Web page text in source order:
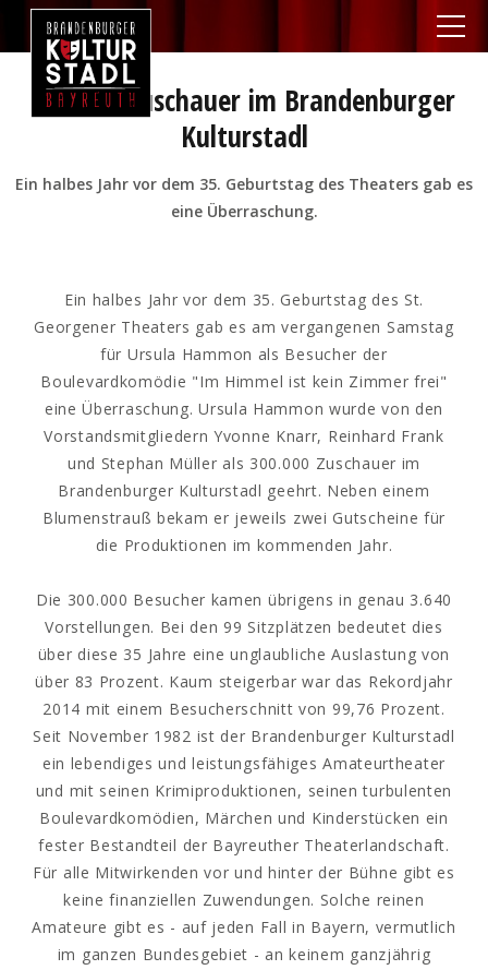
300.000 Zuschauer im Brandenburger
Kulturstadl
Ein halbes Jahr vor dem 35. Geburtstag des Theaters gab es
eine Überraschung.
Ein halbes Jahr vor dem 35. Geburtstag des St.
Georgener Theaters gab es am vergangenen Samstag
für Ursula Hammon als Besucher der
Boulevardkomödie "Im Himmel ist kein Zimmer frei"
eine Überraschung. Ursula Hammon wurde von den
Vorstandsmitgliedern Yvonne Knarr, Reinhard Frank
und Stephan Müller als 300.000 Zuschauer im
Brandenburger Kulturstadl geehrt. Neben einem
Blumenstrauß bekam er jeweils zwei Gutscheine für
die Produktionen im kommenden Jahr.
Die 300.000 Besucher kamen übrigens in genau 3.640
Vorstellungen. Bei den 99 Sitzplätzen bedeutet dies
über diese 35 Jahre eine unglaubliche Auslastung von
über 83 Prozent. Kaum steigerbar war das Rekordjahr
2014 mit einem Besucherschnitt von 99,76 Prozent.
Seit November 1982 ist der Brandenburger Kulturstadl
ein lebendiges und leistungsfähiges Amateurtheater
und mit seinen Krimiproduktionen, seinen turbulenten
Boulevardkomödien, Märchen und Kinderstücken ein
fester Bestandteil der Bayreuther Theaterlandschaft.
Für alle Mitwirkenden vor und hinter der Bühne gibt es
keine finanziellen Zuwendungen. Solche reinen
Amateure gibt es - auf jeden Fall in Bayern, vermutlich
im ganzen Bundesgebiet - an keinem ganzjährig